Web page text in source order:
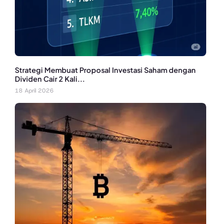
Strategi Membuat Proposal Investasi Saham dengan
Dividen Cair 2 Kali...
18 April 2026